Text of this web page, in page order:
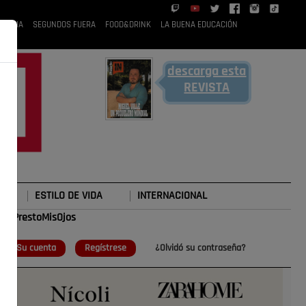
RUBIA SEGUNDOS FUERA FOOD&DRINK LA BUENA EDUCACIÓN
descarga esta
REVISTA
ESTILO DE VIDA INTERNACIONAL
Su cuenta Regístrese ¿Olvidó su contraseña?